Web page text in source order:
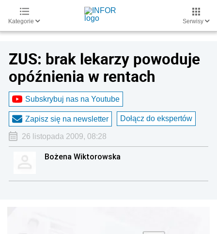
Kategorie Serwisy
ZUS: brak lekarzy powoduje
opóźnienia w rentach
Subskrybuj nas na Youtube
Zapisz się na newsletter Dołącz do ekspertów
26 listopada 2009, 08:28
Bożena Wiktorowska